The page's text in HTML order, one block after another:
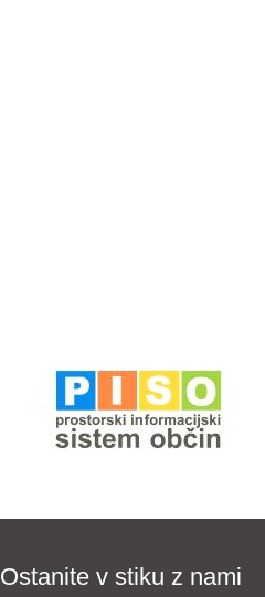
Ostanite v stiku z nami